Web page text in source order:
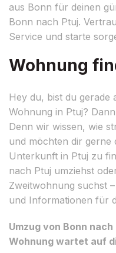
aus Bonn für deinen
Bonn nach Ptuj.
Service und starte
Wohnung
Hey du, bist du gerade
Wohnung in Ptuj?
Denn wir wissen, wie
und möchten dir gerne
Unterkunft in Ptuj zu
nach Ptuj umziehst
Zweitwohnung suchst
und Informationen für
Umzug von Bonn
Wohnung wartet auf